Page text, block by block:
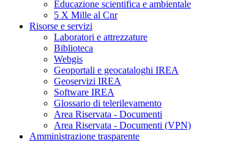
Educazione scientifica e ambientale
5 X Mille al Cnr
Risorse e servizi
Laboratori e attrezzature
Biblioteca
Webgis
Geoportali e geocataloghi IREA
Geoservizi IREA
Software IREA
Glossario di telerilevamento
Area Riservata - Documenti
Area Riservata - Documenti (VPN)
Amministrazione trasparente